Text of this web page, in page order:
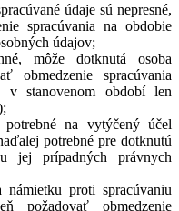
údaje sú nepresné,
spracúvania na obdobie
údajov;
môže dotknutá osoba
obmedzenie spracúvania
v stanovenom období len
na vytýčený účel
potrebné pre dotknutú
jej prípadných právnych
proti spracúvaniu
požadovať obmedzenie